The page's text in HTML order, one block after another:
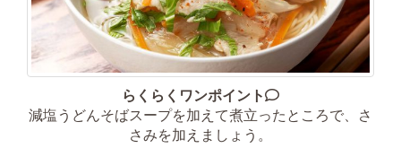
らくらくワンポイント
減塩うどんそばスープを加えて煮立ったところで、さ
さみを加えましょう。